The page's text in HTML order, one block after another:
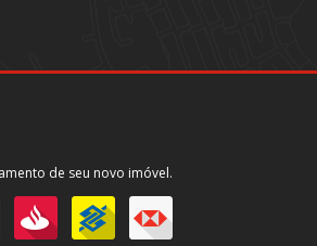
de seu novo imóvel.